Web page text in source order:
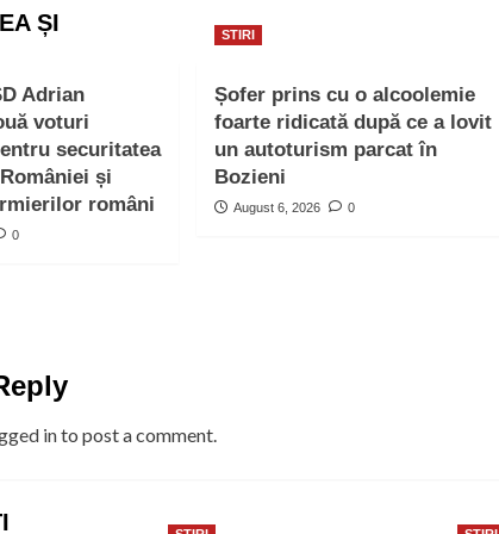
ȘI
Adrian
voturi
securitatea
și
români
0
STIRI
Șofer prins cu o alcoolemie
foarte ridicată după ce a lovit
un autoturism parcat în
Bozieni
August 6, 2026 0
into post a comment.